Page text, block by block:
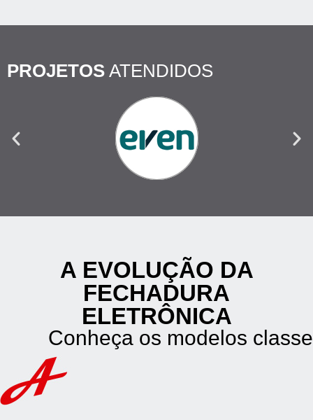
PROJETOS ATENDIDOS
A EVOLUÇÃO DA
FECHADURA
ELETRÔNICA
Conheça os modelos classe